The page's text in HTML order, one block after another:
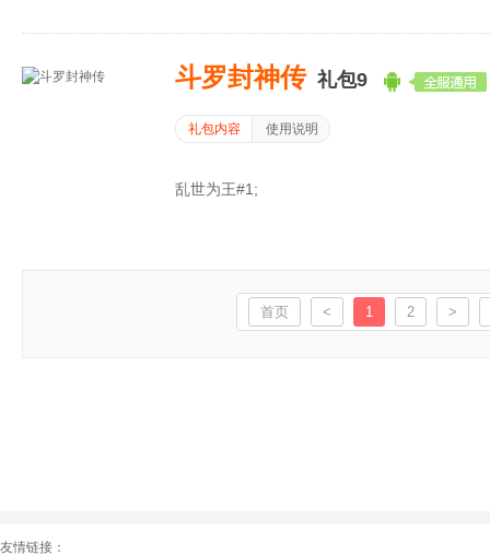
斗罗封神传 礼包9
礼包内容 使用说明
乱世为王#1;
首页 < 1 2 >
友情链接：